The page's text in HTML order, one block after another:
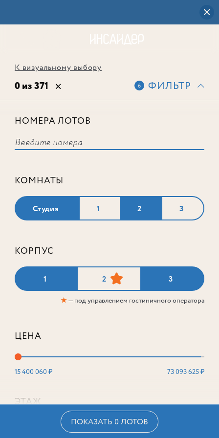
К визуальному выбору
0 из 371 6 ФИЛЬТР
НОМЕРА ЛОТОВ
КОМНАТЫ
Студия 1 2 3
КОРПУС
1 2 3
★— под управлением гостиничного оператора
ЦЕНА
15 400 060 ₽ 73 093 625 ₽
ЭТАЖ
ПОКАЗАТЬ 0 ЛОТОВ
соответствует ни одного лота